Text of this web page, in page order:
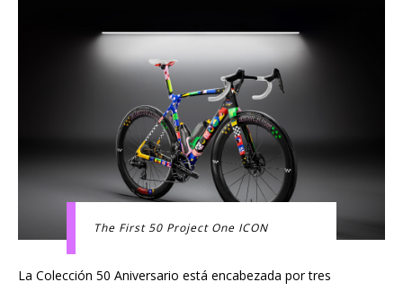
The First 50 Project One ICON
La Colección 50 Aniversario está encabezada por tres